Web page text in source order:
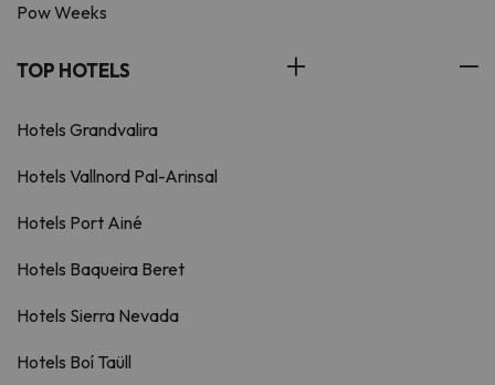
Pow Weeks
TOP HOTELS
Hotels Grandvalira
Hotels Vallnord Pal-Arinsal
Hotels Port Ainé
Hotels Baqueira Beret
Hotels Sierra Nevada
Hotels Boí Taüll